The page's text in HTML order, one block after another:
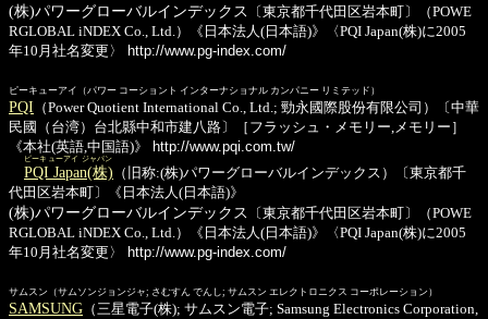
(株)パワーグローバルインデックス
〔東京都千代田区岩本町〕（POWE
RGLOBAL iNDEX Co., Ltd.）《日本法人(日本語)》〈PQI Japan(株)に2005
年10月社名変更〉
http://www.pg-index.com/
ピーキューアイ（パワー コーショント インターナショナル カンパニー リミテッド）
PQI （Power Quotient International Co., Ltd.; 勁永國際股份有限公司）〔中華
民國（台湾）台北縣中和市建八路〕［フラッシュ・メモリー,メモリー］
《本社(英語,中国語)》
http://www.pqi.com.tw/
PQI Japan(株)
ピーキューアイ ジャパン
（旧称:(株)パワーグローバルインデックス）〔東京都千
代田区岩本町〕《日本法人(日本語)》
(株)パワーグローバルインデックス
〔東京都千代田区岩本町〕（POWE
RGLOBAL iNDEX Co., Ltd.）《日本法人(日本語)》〈PQI Japan(株)に2005
年10月社名変更〉
http://www.pg-index.com/
サムスン（サムソンジョンジャ; さむすん でんし; サムスン エレクトロニクス コーポレーション）
SAMSUNG （三星電子(株); サムスン電子; Samsung Electronics Corporation,